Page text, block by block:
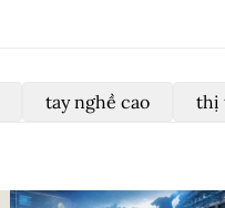
tay nghề cao thị